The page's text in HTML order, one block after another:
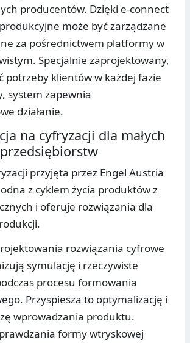
producentów. Dzięki e-connect
może być zarządzane
za pośrednictwem platformy w
Specjalnie zaprojektowany,
potrzeby klientów w każdej fazie
system zapewnia
działanie.
na cyfryzacji dla małych
przyjęta przez Engel Austria
z cyklem życia produktów z
i oferuje rozwiązania dla
rozwiązania cyfrowe
symulację i rzeczywiste
procesu formowania
Przyspiesza to optymalizację i
wprowadzania produktu.
formy wtryskowej